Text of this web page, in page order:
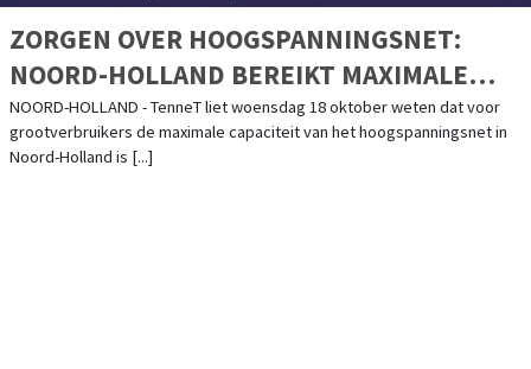
ZORGEN OVER HOOGSPANNINGSNET:
NOORD-HOLLAND BEREIKT MAXIMALE
CAPACITEIT VOOR GROOTVERBRUIKERS
NOORD-HOLLAND - TenneT liet woensdag 18 oktober weten dat voor
grootverbruikers de maximale capaciteit van het hoogspanningsnet in
Noord-Holland is [...]